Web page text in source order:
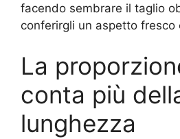
facendo sembrare il taglio
conferirgli un aspetto fresco
La
conta più
lunghezza